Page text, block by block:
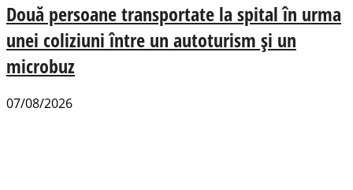
Două persoane transportate la spital în urma
unei coliziuni între un autoturism și un
microbuz
07/08/2026